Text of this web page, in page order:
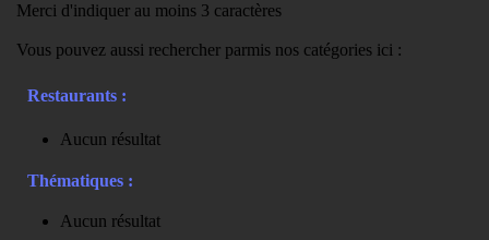
Merci d'indiquer au moins 3 caractères
Vous pouvez aussi rechercher parmis nos catégories ici :
Restaurants :
Aucun résultat
Thématiques :
Aucun résultat